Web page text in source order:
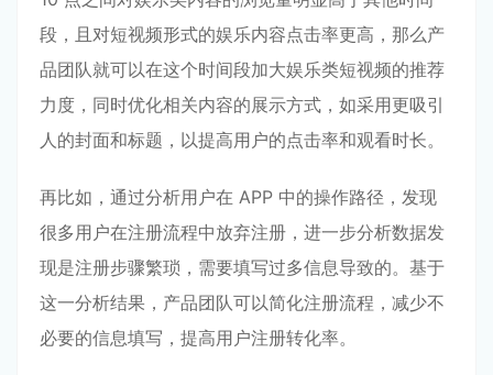
段，且对短视频形式的娱乐内容点击率更高，那么产
品团队就可以在这个时间段加大娱乐类短视频的推荐
力度，同时优化相关内容的展示方式，如采用更吸引
人的封面和标题，以提高用户的点击率和观看时长。
再比如，通过分析用户在 APP 中的操作路径，发现
很多用户在注册流程中放弃注册，进一步分析数据发
现是注册步骤繁琐，需要填写过多信息导致的。基于
这一分析结果，产品团队可以简化注册流程，减少不
必要的信息填写，提高用户注册转化率。